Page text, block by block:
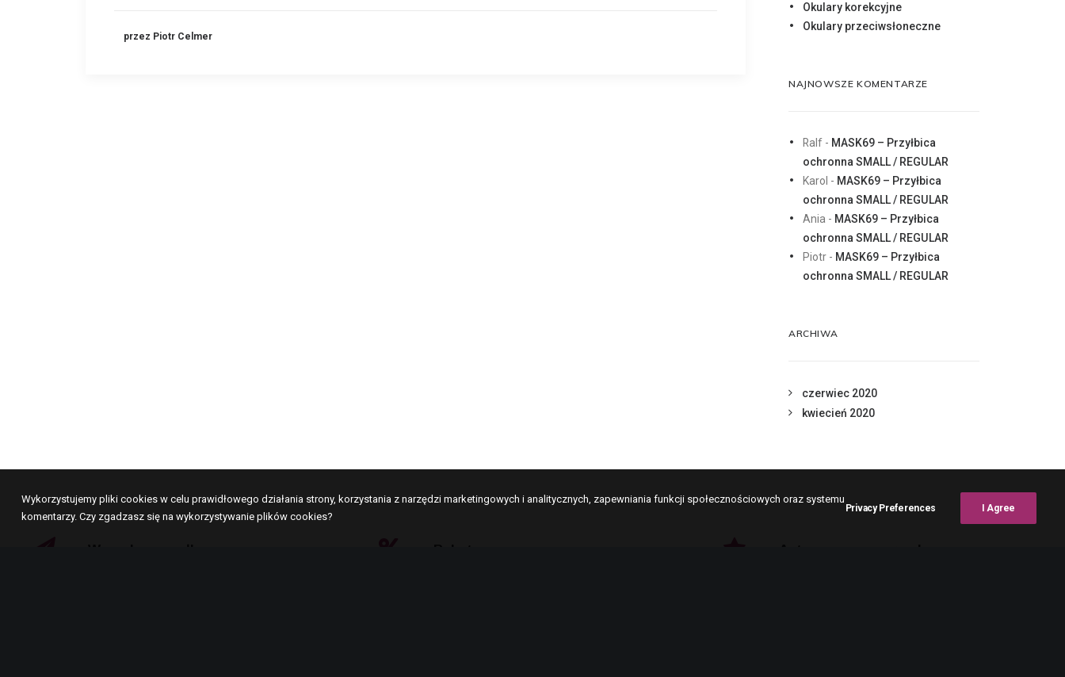
przez Piotr Celmer
Okulary korekcyjne
Okulary przeciwsłoneczne
NAJNOWSZE KOMENTARZE
Ralf - MASK69 – Przyłbica
ochronna SMALL / REGULAR
Karol - MASK69 – Przyłbica
ochronna SMALL / REGULAR
Ania - MASK69 – Przyłbica
ochronna SMALL / REGULAR
Piotr - MASK69 – Przyłbica
ochronna SMALL / REGULAR
ARCHIWA
czerwiec 2020
kwiecień 2020
Wykorzystujemy pliki cookies w celu prawidłowego działania strony, korzystania z narzędzi marketingowych i analitycznych, zapewniania funkcji społecznościowych oraz systemu
komentarzy. Czy zgadzasz się na wykorzystywanie plików cookies?
Privacy Preferences I Agree